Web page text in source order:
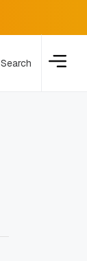
Search